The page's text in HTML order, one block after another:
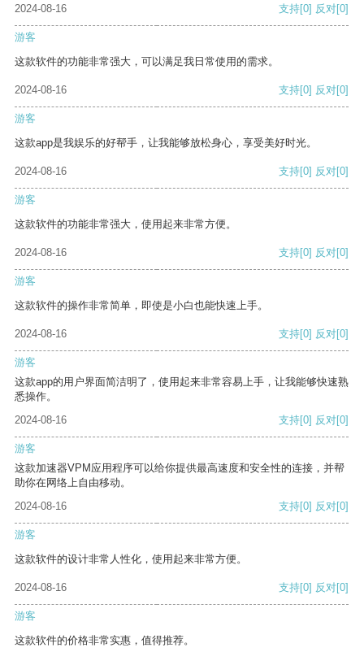
2024-08-16 支持[0] 反对[0]
游客
这款软件的功能非常强大，可以满足我日常使用的需求。
2024-08-16 支持[0] 反对[0]
游客
这款app是我娱乐的好帮手，让我能够放松身心，享受美好时光。
2024-08-16 支持[0] 反对[0]
游客
这款软件的功能非常强大，使用起来非常方便。
2024-08-16 支持[0] 反对[0]
游客
这款软件的操作非常简单，即使是小白也能快速上手。
2024-08-16 支持[0] 反对[0]
游客
这款app的用户界面简洁明了，使用起来非常容易上手，让我能够快速熟
悉操作。
2024-08-16
支持[0] 反对[0]
游客
这款加速器VPM应用程序可以给你提供最高速度和安全性的连接，并帮
助你在网络上自由移动。
2024-08-16
支持[0] 反对[0]
游客
这款软件的设计非常人性化，使用起来非常方便。
2024-08-16 支持[0] 反对[0]
游客
这款软件的价格非常实惠，值得推荐。